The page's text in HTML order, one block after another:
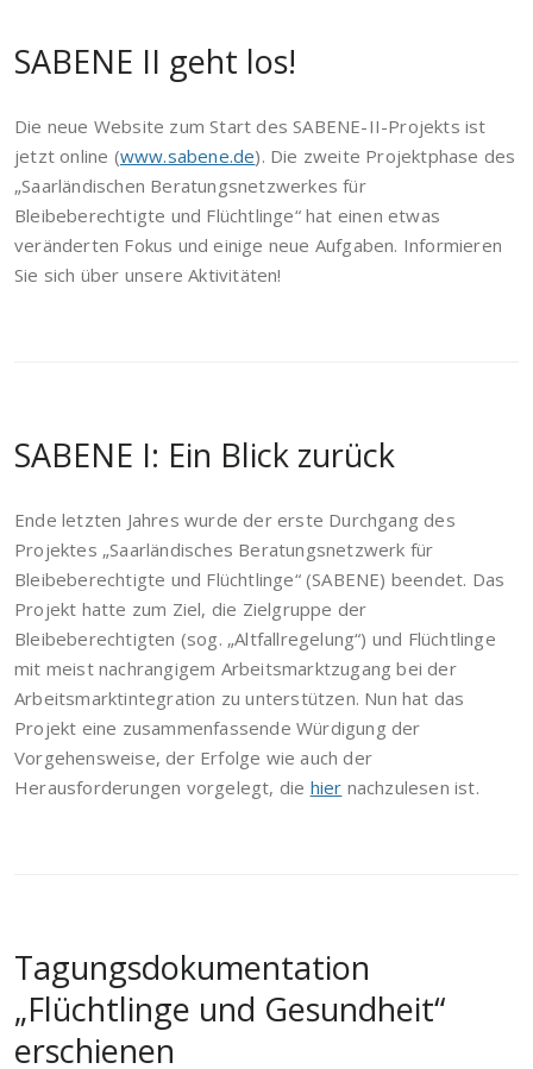
SABENE II geht los!
Die neue Website zum Start des SABENE-II-Projekts ist
jetzt online (www.sabene.de). Die zweite Projektphase des
„Saarländischen Beratungsnetzwerkes für
Bleibeberechtigte und Flüchtlinge“ hat einen etwas
veränderten Fokus und einige neue Aufgaben. Informieren
Sie sich über unsere Aktivitäten!
SABENE I: Ein Blick zurück
Ende letzten Jahres wurde der erste Durchgang des
Projektes „Saarländisches Beratungsnetzwerk für
Bleibeberechtigte und Flüchtlinge“ (SABENE) beendet. Das
Projekt hatte zum Ziel, die Zielgruppe der
Bleibeberechtigten (sog. „Altfallregelung“) und Flüchtlinge
mit meist nachrangigem Arbeitsmarktzugang bei der
Arbeitsmarktintegration zu unterstützen. Nun hat das
Projekt eine zusammenfassende Würdigung der
Vorgehensweise, der Erfolge wie auch der
Herausforderungen vorgelegt, die hier nachzulesen ist.
Tagungsdokumentation
„Flüchtlinge und Gesundheit“
erschienen